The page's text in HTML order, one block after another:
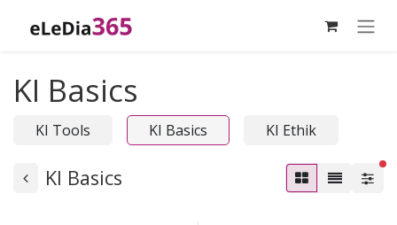
KI Basics
KI Tools KI Basics KI Ethik
KI Basics